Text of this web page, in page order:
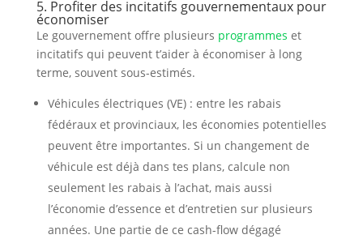
5. Profiter des incitatifs gouvernementaux pour
économiser
Le gouvernement offre plusieurs programmes et
incitatifs qui peuvent t’aider à économiser à long
terme, souvent sous-estimés.
Véhicules électriques (VE) : entre les rabais
fédéraux et provinciaux, les économies potentielles
peuvent être importantes. Si un changement de
véhicule est déjà dans tes plans, calcule non
seulement les rabais à l’achat, mais aussi
l’économie d’essence et d’entretien sur plusieurs
années. Une partie de ce cash-flow dégagé